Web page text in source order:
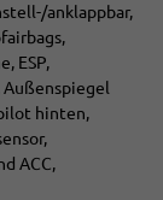
anklappbar,
ESP,
hinten,
ACC,